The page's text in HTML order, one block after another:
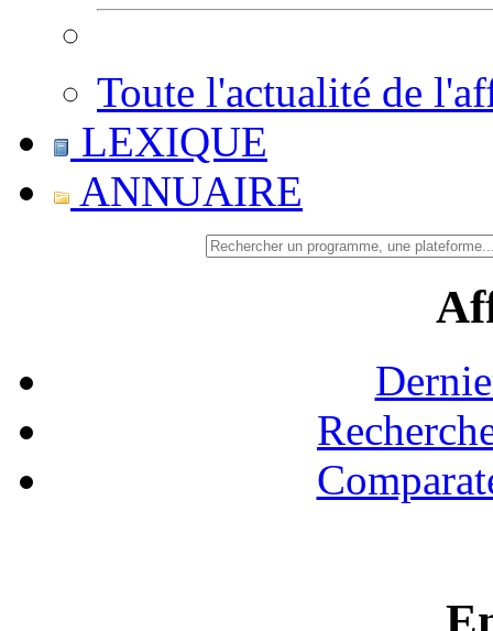
Toute l'actualité de
LEXIQUE
ANNUAIRE